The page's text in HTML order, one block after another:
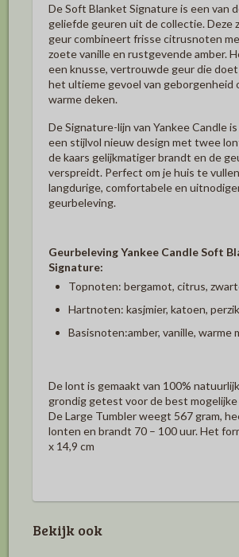
DeSoft Blanket Signatureis een van
geliefde geuren uit de collectie. Deze
geur combineert frisse citrusnoten
zoete vanille en rustgevende amber.
een knusse, vertrouwde geur die doet
het ultieme gevoel van geborgenheid
warme deken.
De Signature-lijn van Yankee Candle
een stijlvol nieuw design met twee
de kaars gelijkmatiger brandt en de
verspreidt. Perfect om je huis te
langdurige, comfortabele en
geurbeleving.
Geurbeleving Yankee Candle Soft
Signature:
Topnoten: bergamot, citrus,
Hartnoten: kasjmier, katoen, perzik
Basisnoten:amber, vanille, warme
De lont is gemaakt van 100%
grondig getest voor de best
De Large Tumbler weegt 567 gram,
lonten en brandt 70 – 100 uur. Het
x 14,9 cm
Bekijk ook